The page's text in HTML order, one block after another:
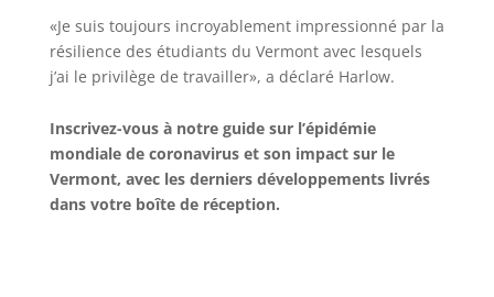
«Je suis toujours incroyablement impressionné par la
résilience des étudiants du Vermont avec lesquels
j’ai le privilège de travailler», a déclaré Harlow.
Inscrivez-vous à notre guide sur l’épidémie
mondiale de coronavirus et son impact sur le
Vermont, avec les derniers développements livrés
dans votre boîte de réception.